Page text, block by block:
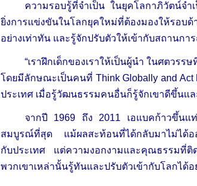
ความรอบรู้ที่จำเป็น ในยุคโลกาภิวัตน์จำ
ยิ่งการแข่งขันในโลกยุคใหม่ที่ต้องมองให้รอบ
อย่างเท่าทัน และรู้จักปรับตัวให้เข้ากับสถานกา
“เราฝึกเด็กของเราให้เป็นผู้นำ ในศตวร
โดยมีลักษณะเป็นคนที่ Think Globally and
ประเทศ เมื่อรู้วัฒนธรรมคนอื่นก็รู้จักเขาดีขึ้นแล
จากปี 1969 ถึง 2011 เอแบคก้าวขึ้นแ
สมบูรณ์ที่สุด แม้ผลสะท้อนที่ได้กลับมาไม่ได้ออ
กับประเทศ แต่ความงอกงามและคุณธรรมที่ติ
พวกเขาเหล่านั้นรู้ทันและปรับตัวเข้ากับโลกได้อ